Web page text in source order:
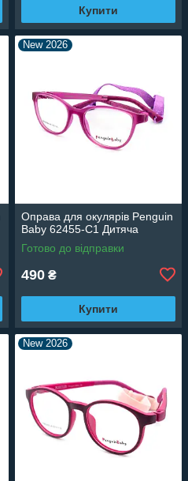
Купити
New 2026
Оправа для окулярів Penguin
Baby 62455-C1 Дитяча
Готово до відправки
490 ₴
Купити
New 2026